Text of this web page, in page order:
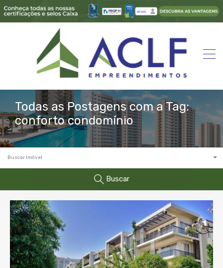
Todas as Postagens com a Tag:
conforto condomínio
Buscar Imóvel
Buscar